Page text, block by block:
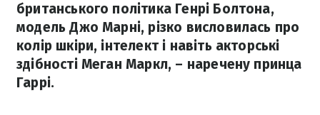
британського політика Генрі Болтона,
модель Джо Марні, різко висловилась про
колір шкіри, інтелект і навіть акторські
здібності Меган Маркл, – наречену принца
Гаррі.